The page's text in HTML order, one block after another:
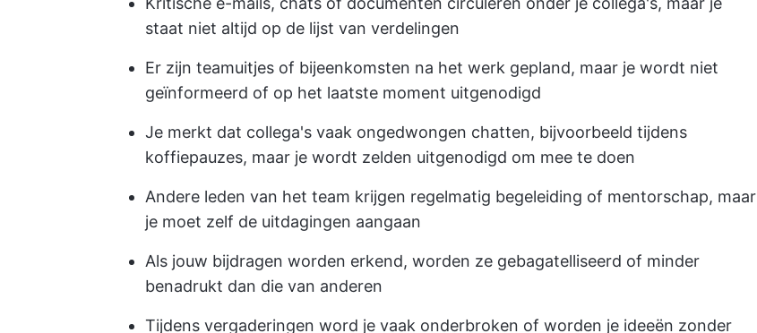
staat niet altijd op de lijst van verdelingen
Er zijn teamuitjes of bijeenkomsten na het werk gepland, maar je wordt niet
geïnformeerd of op het laatste moment uitgenodigd
Je merkt dat collega's vaak ongedwongen chatten, bijvoorbeeld tijdens
koffiepauzes, maar je wordt zelden uitgenodigd om mee te doen
Andere leden van het team krijgen regelmatig begeleiding of mentorschap, maar
je moet zelf de uitdagingen aangaan
Als jouw bijdragen worden erkend, worden ze gebagatelliseerd of minder
benadrukt dan die van anderen
Tijdens vergaderingen word je vaak onderbroken of worden je ideeën zonder